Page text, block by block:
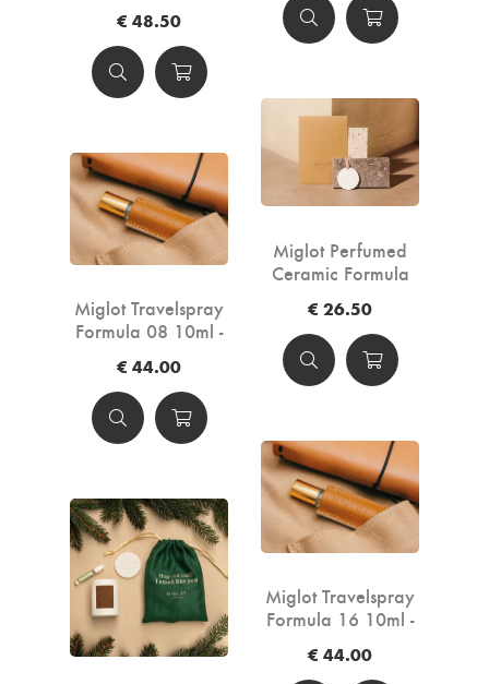
€ 48.50
Miglot Perfumed
Ceramic Formula
€ 26.50
Miglot Travelspray
Formula 08 10ml -
€ 44.00
Miglot Travelspray
Formula 16 10ml -
€ 44.00